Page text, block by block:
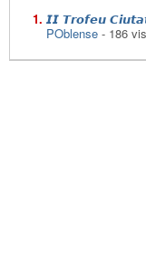
𝙄𝙄 𝙏𝙧𝙤𝙛𝙚𝙪
POblense - 186